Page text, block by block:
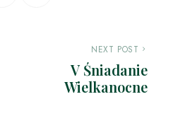
NEXT POST
V Śniadanie
Wielkanocne